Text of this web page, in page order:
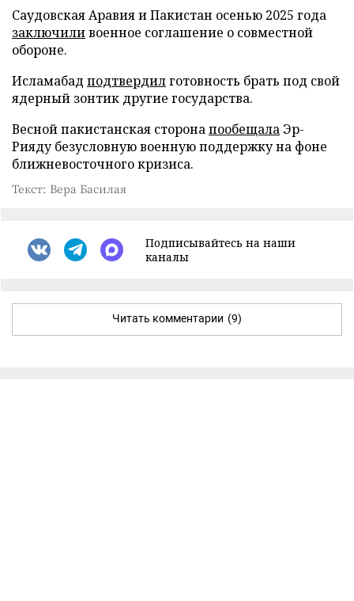
Саудовская Аравия и Пакистан осенью 2025 года
заключиливоенное соглашение о совместной
обороне.
Исламабад подтвердилготовность брать под свой
ядерный зонтик другие государства.
Весной пакистанская сторонапообещала Эр-
Рияду безусловную военную поддержку на фоне
ближневосточного кризиса.
Текст: Вера Басилая
Подписывайтесь на наши
каналы
Читать комментарии (9)